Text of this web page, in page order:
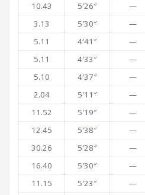
10.43
5′26″ —
3.13
5′30″ —
5.11 4′41″ —
5.11
4′33″ —
5.10
4′37″ —
2.04
5′11″ —
11.52
5′19″ —
12.45
5′38″ —
30.26
5′28″ —
16.40
5′30″ —
11.15
5′23″ —